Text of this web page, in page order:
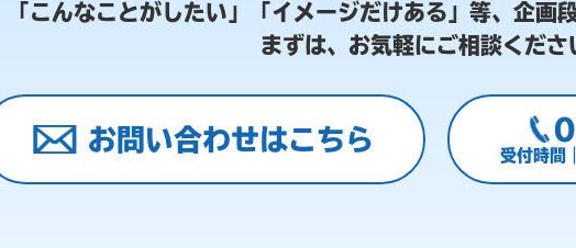
「こんなことがしたい」「イメージだけある」等、 企画
まずは、お気軽にご相談くださ
お問い合わせはこちら
受付時間